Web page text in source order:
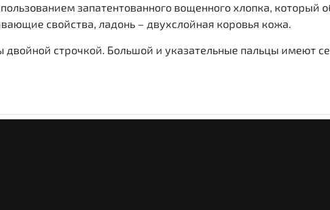
запатентованного вощенного хлопка, который
свойства, ладонь – двухслойная коровья кожа.
строчкой. Большой и указательные пальцы имеют